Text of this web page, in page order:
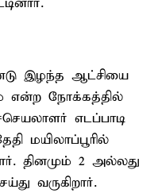
இழந்த ஆட்சியை
என்ற நோக்கத்தில்
எடப்பாடி
மயிலாப்பூரில்
தினமும் 2 அல்லது
வருகிறார்.